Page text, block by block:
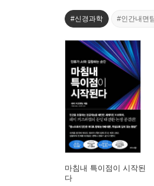
#신경과학 #인간내면
마침내 특이점이 시작된
다